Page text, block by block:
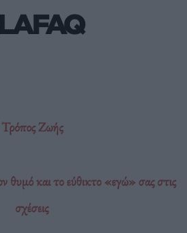
Τρόπος Ζωής
θυμό και το εύθικτο «εγώ» σας στις
σχέσεις